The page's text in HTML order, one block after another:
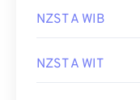
NZST A WIB
NZST A WIT